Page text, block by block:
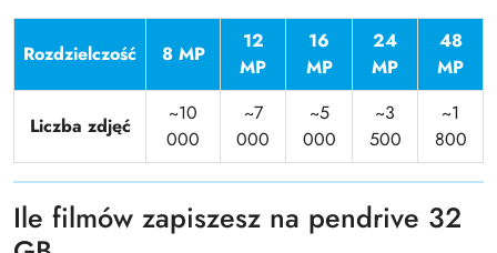
Rozdzielczość 8 MP
12
MP
16
MP
24
MP
48
MP
Liczba zdjęć
~10
000
~7
000
~5
000
~3
500
~1
800
Ile filmów zapiszesz na pendrive 32